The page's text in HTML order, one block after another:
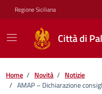
Vai ai contenuti
Vai al footer
Regione Siciliana
Città di
Home / Novità / Notizie
/ AMAP – Dichiarazione